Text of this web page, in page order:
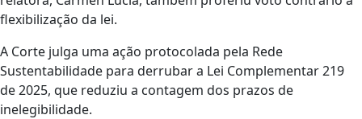
flexibilização da lei.
A Corte julga uma ação protocolada pela Rede
Sustentabilidade para derrubar a Lei Complementar 219
de 2025, que reduziu a contagem dos prazos de
inelegibilidade.